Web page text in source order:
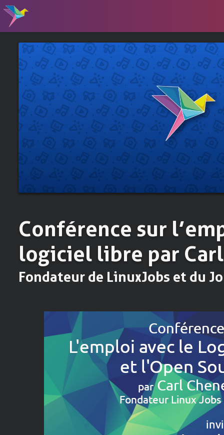
Conférence sur
logiciel libre par
Fondateur de LinuxJobs et du